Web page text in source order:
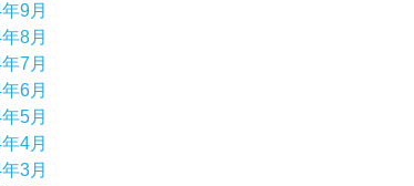
9月
8月
7月
6月
5月
4月
3月